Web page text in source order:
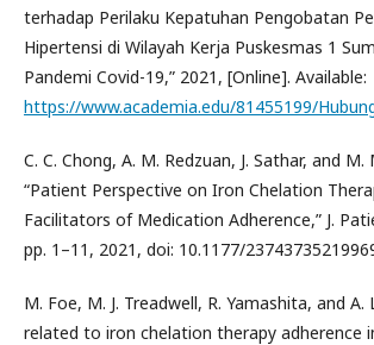
terhadap Perilaku Kepatuhan Pengobatan
Hipertensi di Wilayah Kerja Puskesmas 1
Pandemi Covid-19,” 2021, [Online]. Available:
https://www.academia.edu/81455199/
C. C. Chong, A. M. Redzuan, J. Sathar, and
“Patient Perspective on Iron Chelation
Facilitators of Medication Adherence,” J.
pp. 1–11, 2021, doi: 10.1177/
M. Foe, M. J. Treadwell, R. Yamashita, and A.
related to iron chelation therapy adherence